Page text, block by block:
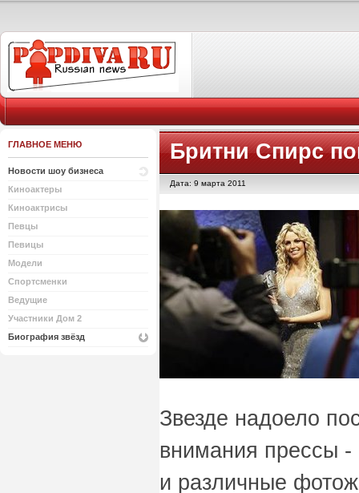
ГЛАВНОЕ МЕНЮ
Новости шоу бизнеса
Киноактеры
Киноактрисы
Певцы
Певицы
Модели
Спортсменки
Ведущие
Участники Дом 2
Биография звёзд
Бритни Спирс
Дата: 9 марта 2011
Звезде надоело
внимания прессы -
и различные